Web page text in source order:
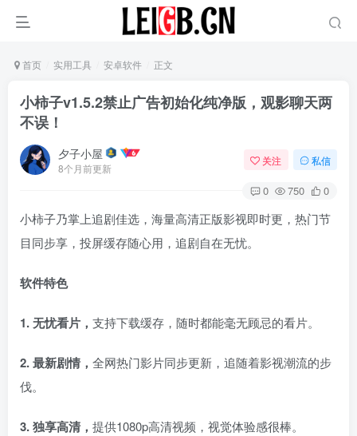
首页 实用工具 安卓软件 正文
小柿子v1.5.2禁止广告初始化纯净版，观影聊天两
不误！
夕子小屋
8个月前更新
关注 私信
0 750 0
小柿子乃掌上追剧佳选，海量高清正版影视即时更，热门节
目同步享，投屏缓存随心用，追剧自在无忧。
软件特色
1. 无忧看片， 支持下载缓存，随时都能毫无顾忌的看片。
2. 最新剧情， 全网热门影片同步更新，追随着影视潮流的步
伐。
3. 独享高清， 提供1080p高清视频，视觉体验感很棒。